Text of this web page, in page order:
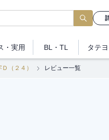
・実用 BL・TL タテヨ
（２４） レビュー一覧